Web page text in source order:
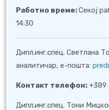
Работно време:Секој
14:30
Дипл.инг.спец. Светлана
аналитичар, е-пошта:
Контакт телефон: +389
Дипл.инг.спец. Тони